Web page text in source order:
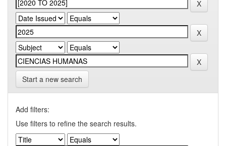
Start a new search
Add filters:
Use filters to refine the search results.